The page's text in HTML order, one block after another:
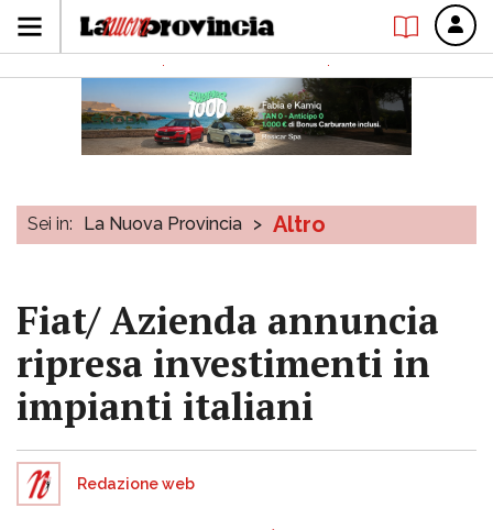
Sei in: La Nuova Provincia > Altro
Fiat/ Azienda annuncia
ripresa investimenti in
impianti italiani
Redazione web